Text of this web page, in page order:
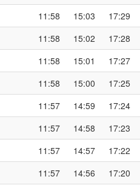
11:58 15:03 17:29
11:58 15:02 17:28
11:58 15:01 17:27
11:58 15:00 17:25
11:57 14:59 17:24
11:57 14:58 17:23
11:57 14:57 17:22
11:57 14:56 17:20